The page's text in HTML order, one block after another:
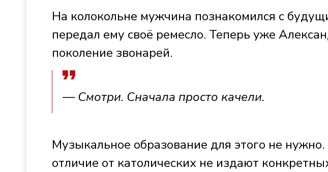
На колокольне мужчина познакомился с
передал ему своё ремесло. Теперь уже
поколение звонарей.
— Смотри. Сначала просто качели.
Музыкальное образование для этого не
отличие от католических не издают